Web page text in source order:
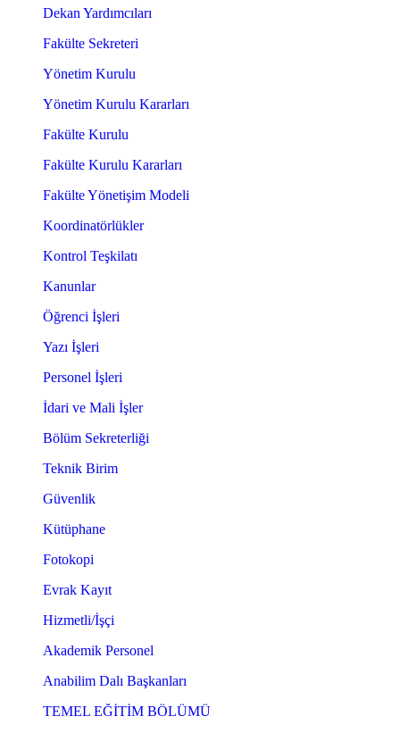
Dekan Yardımcıları
Fakülte Sekreteri
Yönetim Kurulu
Yönetim Kurulu Kararları
Fakülte Kurulu
Fakülte Kurulu Kararları
Fakülte Yönetişim Modeli
Koordinatörlükler
Kontrol Teşkilatı
Kanunlar
Öğrenci İşleri
Yazı İşleri
Personel İşleri
İdari ve Mali İşler
Bölüm Sekreterliği
Teknik Birim
Güvenlik
Kütüphane
Fotokopi
Evrak Kayıt
Hizmetli/İşçi
Akademik Personel
Anabilim Dalı Başkanları
TEMEL EĞİTİM BÖLÜMÜ